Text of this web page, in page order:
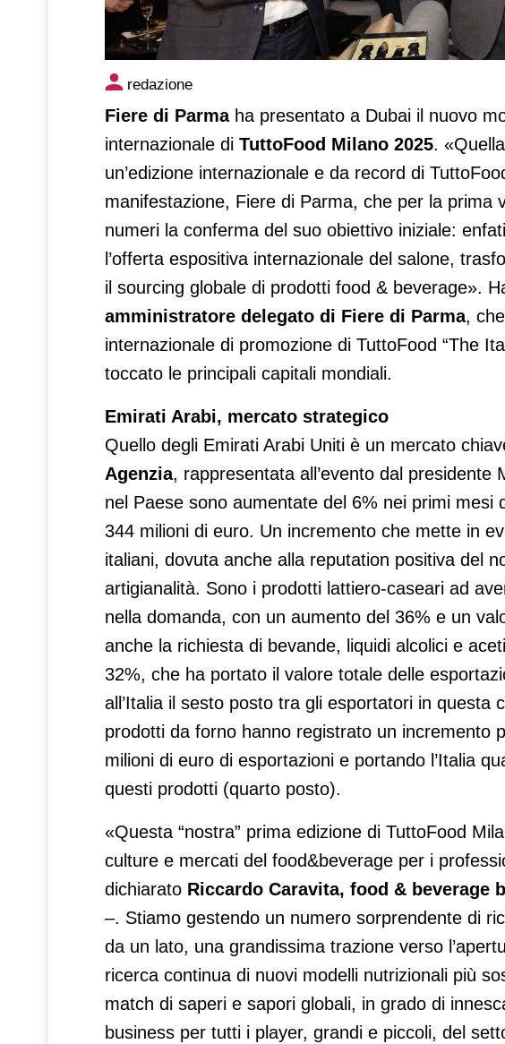
TuttoFood, presentato a Dubai il
redazione
Fiere di Parmaha presentato a Dubai il nuovo
internazionale di TuttoFood Milano 2025.
un’edizione internazionale e da record di
manifestazione, Fiere di Parma, che per la prima
numeri la conferma del suo obiettivo iniziale:
l’offerta espositiva internazionale del salone,
il sourcing globale di prodotti food & beverage».
amministratore delegato di Fiere di Parma,
internazionale di promozione di TuttoFood “The
toccato le principali capitali mondiali.
Emirati Arabi, mercato strategico
Quello degli Emirati Arabi Uniti è un mercato
Agenzia, rappresentata all’evento dal
nel Paese sono aumentate del 6% nei primi mesi
344 milioni di euro. Un incremento che mette in
italiani, dovuta anche alla reputation positiva del
artigianalità. Sono i prodotti lattiero-caseari ad
nella domanda, con un aumento del 36% e un
anche la richiesta di bevande, liquidi alcolici e
32%, che ha portato il valore totale delle
all’Italia il sesto posto tra gli esportatori in questa
prodotti da forno hanno registrato un incremento
milioni di euro di esportazioni e portando l’Italia
questi prodotti (quarto posto).
«Questa “nostra” prima edizione di TuttoFood
culture e mercati del food&beverage per i
dichiarato Riccardo Caravita, food & beverage
–. Stiamo gestendo un numero sorprendente di
da un lato, una grandissima trazione verso
ricerca continua di nuovi modelli nutrizionali più
match di saperi e sapori globali, in grado di
business per tutti i player, grandi e piccoli, del